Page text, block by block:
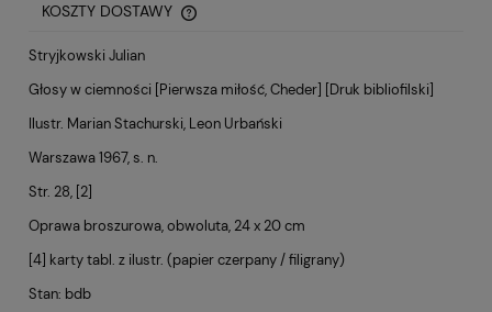
KOSZTY DOSTAWY
CENA NIE ZAWIERA EWENTUALNYCH KOSZTÓW PŁATNOŚCI
Stryjkowski Julian
Głosy w ciemności [Pierwsza miłość, Cheder] [Druk bibliofilski]
Ilustr. Marian Stachurski, Leon Urbański
Warszawa 1967, s. n.
Str. 28, [2]
Oprawa broszurowa, obwoluta, 24 x 20 cm
[4] karty tabl. z ilustr. (papier czerpany / filigrany)
Stan: bdb